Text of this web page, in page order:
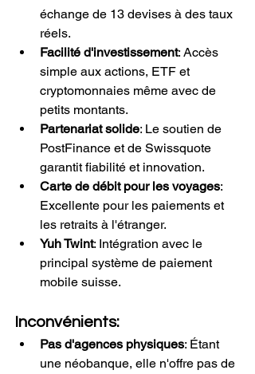
échange de 13 devises à des taux
réels.
Facilité d'investissement: Accès
simple aux actions, ETF et
cryptomonnaies même avec de
petits montants.
Partenariat solide: Le soutien de
PostFinance et de Swissquote
garantit fiabilité et innovation.
Carte de débit pour les voyages:
Excellente pour les paiements et
les retraits à l'étranger.
Yuh Twint: Intégration avec le
principal système de paiement
mobile suisse.
Inconvénients:
Pas d'agences physiques: Étant
une néobanque, elle n'offre pas de